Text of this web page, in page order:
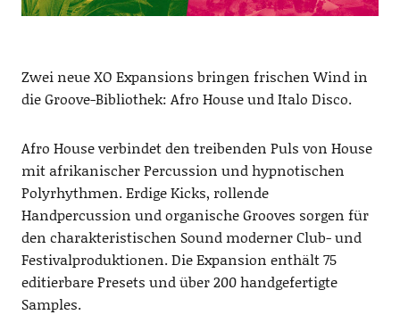
Zwei neue XO Expansions bringen frischen Wind in
die Groove-Bibliothek: Afro House und Italo Disco.
Afro House verbindet den treibenden Puls von House
mit afrikanischer Percussion und hypnotischen
Polyrhythmen. Erdige Kicks, rollende
Handpercussion und organische Grooves sorgen für
den charakteristischen Sound moderner Club- und
Festivalproduktionen. Die Expansion enthält 75
editierbare Presets und über 200 handgefertigte
Samples.